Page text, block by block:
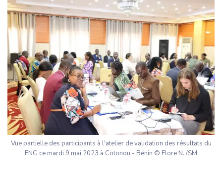
Vue partielle des participants à l'atelier de validation des résultats du
FNG ce mardi 9 mai 2023 à Cotonou - Bénin © Flore N. /SM